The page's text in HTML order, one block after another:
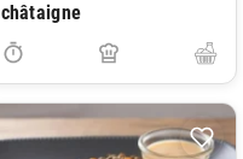
châtaigne